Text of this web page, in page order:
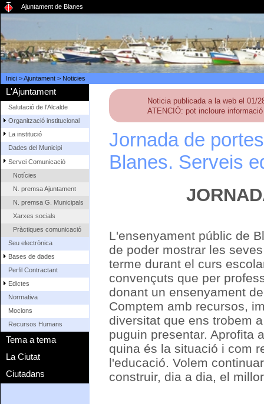
Ajuntament de Blanes
Inici>Ajuntament> Noticies
L'Ajuntament
Salutació de l'Alcalde
Organització institucional
La institució
Dades del Municipi
Servei Comunicació
Notícies
N. premsa Ajuntament
N. premsa G. Municipals
Xarxes socials
Pràctiques comunicació
Seu electrònica
Bases de dades
Perfil Contractant
Edictes
Normativa
Mocions
Recursos Humans
Tema a tema
La Ciutat
Ciutadans
Noticia publicada a la web el 01/
ATENCIÓ: pot incloure
Jornada de
Blanes. Serveis
L'ensenyament públic de
de poder mostrar les
terme durant el curs
convençuts que per
donant un ensenyament
Comptem amb recursos,
diversitat que ens trobem
puguin presentar. Aprofita
quina és la situació i com
l'educació. Volem
construir, dia a dia, el